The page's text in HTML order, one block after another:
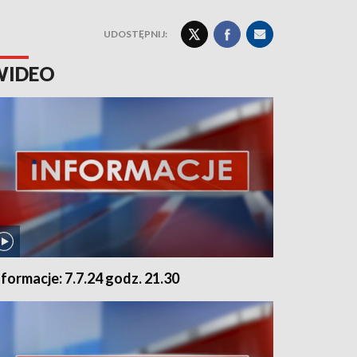
UDOSTĘPNIJ:
7.7.24 godz. 21.30